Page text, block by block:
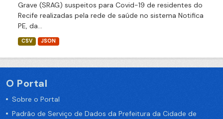
Grave (SRAG) suspeitos para Covid-19 de residentes do
Recife realizadas pela rede de saúde no sistema Notifica
PE, da...
CSV JSON
O Portal
Sobre o Portal
Padrão de Serviço de Dados da Prefeitura da Cidade de